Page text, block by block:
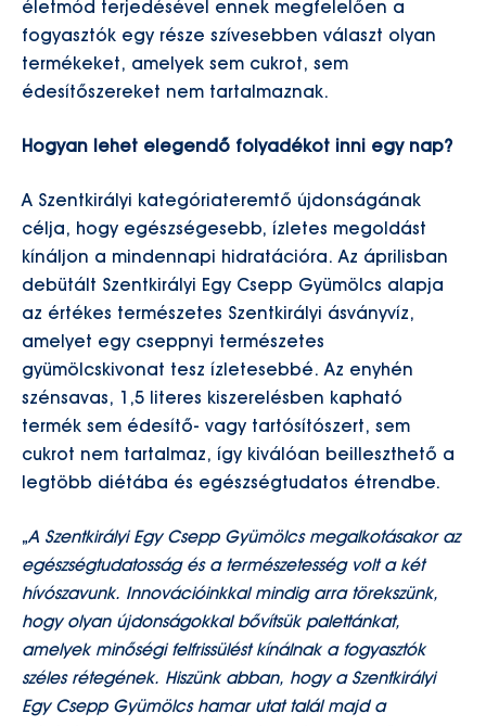
életmód terjedésével ennek megfelelően a
fogyasztók egy része szívesebben választ olyan
termékeket, amelyek sem cukrot, sem
édesítőszereket nem tartalmaznak.
Hogyan lehet elegendő folyadékot inni egy nap?
A Szentkirályi kategóriateremtő újdonságának
célja, hogy egészségesebb, ízletes megoldást
kínáljon a mindennapi hidratációra. Az áprilisban
debütált Szentkirályi Egy Csepp Gyümölcs alapja
az értékes természetes Szentkirályi ásványvíz,
amelyet egy cseppnyi természetes
gyümölcskivonat tesz ízletesebbé. Az enyhén
szénsavas, 1,5 literes kiszerelésben kapható
termék sem édesítő- vagy tartósítószert, sem
cukrot nem tartalmaz, így kiválóan beilleszthető a
legtöbb diétába és egészségtudatos étrendbe.
„A Szentkirályi Egy Csepp Gyümölcs megalkotásakor az
egészségtudatosság és a természetesség volt a két
hívószavunk. Innovációinkkal mindig arra törekszünk,
hogy olyan újdonságokkal bővítsük palettánkat,
amelyek minőségi felfrissülést kínálnak a fogyasztók
széles rétegének. Hiszünk abban, hogy a Szentkirályi
Egy Csepp Gyümölcs hamar utat talál majd a